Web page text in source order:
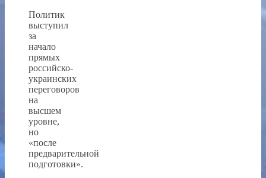
Политик
выступил
за
начало
прямых
российско-
украинских
переговоров
на
высшем
уровне,
но
«после
предварительной
подготовки».